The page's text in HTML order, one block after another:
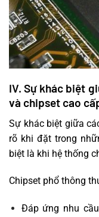
IV. Sự khác biệt
và chipset cao
Sự khác biệt giữa
rõ khi đặt trong
biệt là khi hệ thống
Chipset phổ thông
Đáp ứng nhu